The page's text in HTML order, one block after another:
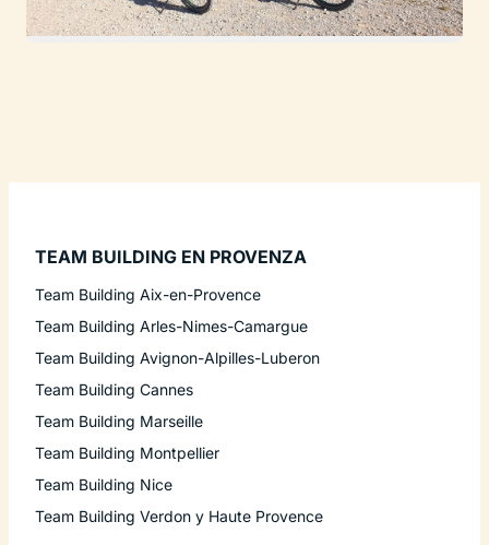
TEAM BUILDING EN PROVENZA
Team Building Aix-en-Provence
Team Building Arles-Nimes-Camargue
Team Building Avignon-Alpilles-Luberon
Team Building Cannes
Team Building Marseille
Team Building Montpellier
Team Building Nice
Team Building Verdon y Haute Provence